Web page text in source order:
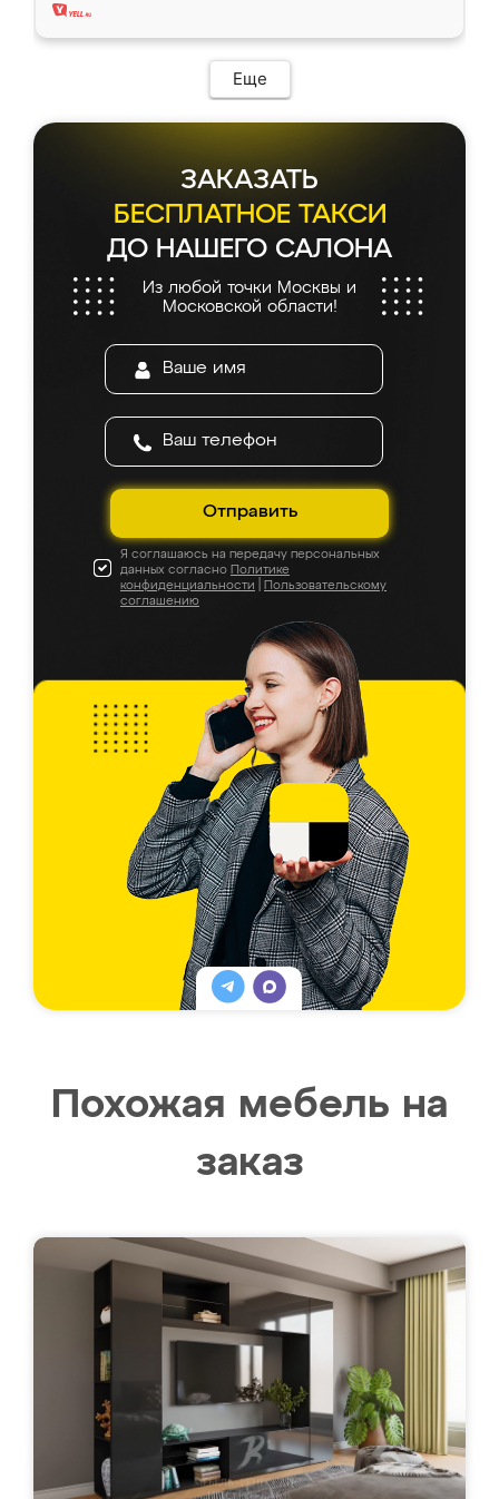
Еще
ЗАКАЗАТЬ
БЕСПЛАТНОЕ ТАКСИ
ДО НАШЕГО САЛОНА
Из любой точки Москвы и
Московской области!
Отправить
Я соглашаюсь на передачу персональных
данных согласно Политике
конфиденциальности
Пользовательскому
соглашению
Похожая мебель на
заказ